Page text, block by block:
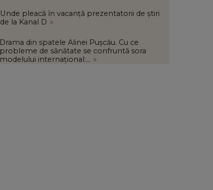
Unde pleacă în vacanță prezentatorii de știri
de la Kanal D »
Drama din spatele Alinei Pușcău. Cu ce
probleme de sănătate se confruntă sora
modelului internațional:... »